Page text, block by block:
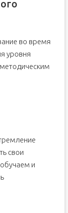
во время
уровня
свои
и